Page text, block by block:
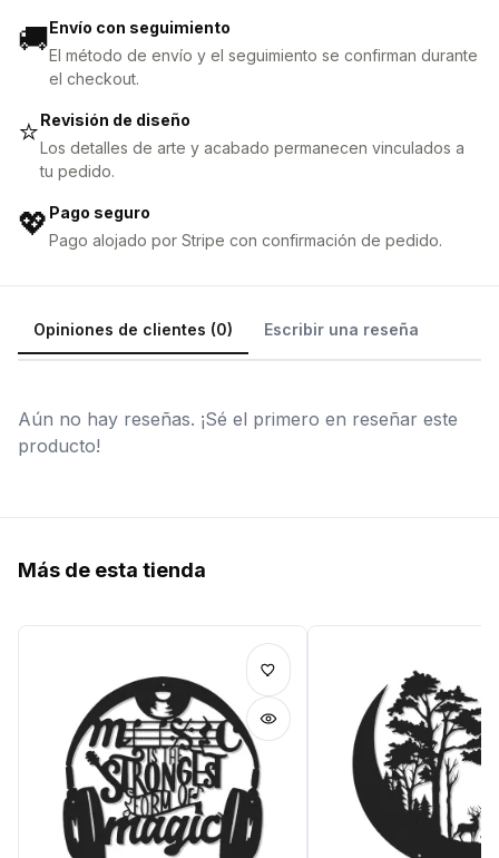
🚚Envío con seguimiento
El método de envío y el seguimiento se confirman durante
el checkout.
⭐Revisión de diseño
Los detalles de arte y acabado permanecen vinculados a
tu pedido.
💖 Pago seguro
Pago alojado por Stripe con confirmación de pedido.
Opiniones de clientes (0) Escribir una reseña
Aún no hay reseñas. ¡Sé el primero en reseñar este
producto!
Más de esta tienda